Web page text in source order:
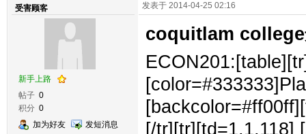
受害顾客
新手上路
帖子 0
积分 0
加为好友
发短消息
发表于 2014-04-25 02:16
coquitlam college
[/tr][tr][td=1,1,118]